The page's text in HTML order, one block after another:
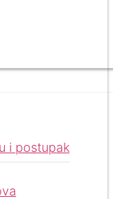
i postupak